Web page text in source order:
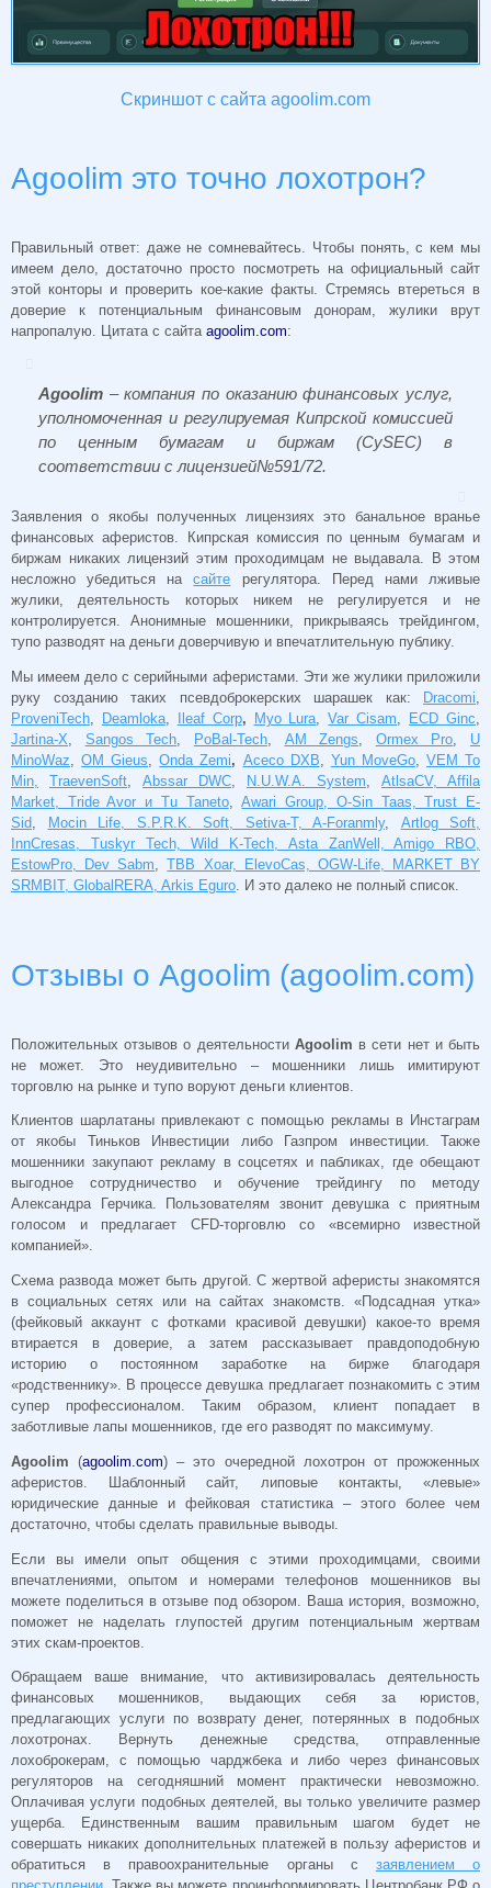
Скриншот с сайта agoolim.com
Agoolim это точно лохотрон?
Правильный ответ: даже не сомневайтесь. Чтобы понять, с кем мы
имеем дело, достаточно просто посмотреть на официальный сайт
этой конторы и проверить кое-какие факты. Стремясь втереться в
доверие к потенциальным финансовым донорам, жулики врут
напропалую. Цитата с сайта agoolim.com:
Agoolim – компания по оказанию финансовых услуг,
уполномоченная и регулируемая Кипрской комиссией
по ценным бумагам и биржам (CySEC) в
соответствии с лицензией№591/72.
Заявления о якобы полученных лицензиях это банальное вранье
финансовых аферистов. Кипрская комиссия по ценным бумагам и
биржам никаких лицензий этим проходимцам не выдавала. В этом
несложно убедиться насайте регулятора. Перед нами лживые
жулики, деятельность которых никем не регулируется и не
контролируется. Анонимные мошенники, прикрываясь трейдингом,
тупо разводят на деньги доверчивую и впечатлительную публику.
Мы имеем дело с серийными аферистами. Эти же жулики приложили
руку созданию таких псевдоброкерских шарашек как:
Dracomi,
ProveniTech, Deamloka, Ileaf Corp, Myo Lura,Var Cisam, ECD Ginc,
Jartina-X, Sangos Tech, PoBal-Tech, AM Zengs, Ormex Pro, U
MinoWaz,OM Gieus,Onda Zemi, Aceco DXB, Yun MoveGo, VEM To
Min,
TraevenSoft, Abssar DWC, N.U.W.A. System, AtlsaCV, Affila
Market, Tride Avor и Tu Taneto,Awari Group, O-Sin Taas, Trust E-
Sid, Mocin Life, S.P.R.K. Soft, Setiva-T, A-Foranmly, Artlog Soft,
InnCresas, Tuskyr Tech, Wild K-Tech, Asta ZanWell, Amigo RBO,
EstowPro, Dev Sabm,TBB Xoar, ElevoCas, OGW-Life, MARKET BY
SRMBIT, GlobalRERA, Arkis Eguro. И это далеко не полный список.
Отзывы о Agoolim (agoolim.com)
Положительных отзывов о деятельности Agoolim в сети нет и быть
не может. Это неудивительно – мошенники лишь имитируют
торговлю на рынке и тупо воруют деньги клиентов.
Клиентов шарлатаны привлекают с помощью рекламы в Инстаграм
от якобы Тиньков Инвестиции либо Газпром инвестиции. Также
мошенники закупают рекламу в соцсетях и пабликах, где обещают
выгодное сотрудничество и обучение трейдингу по методу
Александра Герчика. Пользователям звонит девушка с приятным
голосом и предлагает CFD-торговлю со «всемирно известной
компанией».
Схема развода может быть другой. С жертвой аферисты знакомятся
в социальных сетях или на сайтах знакомств. «Подсадная утка»
(фейковый аккаунт с фотками красивой девушки) какое-то время
втирается в доверие, а затем рассказывает правдоподобную
историю о постоянном заработке на бирже благодаря
«родственнику». В процессе девушка предлагает познакомить с этим
супер профессионалом. Таким образом, клиент попадает в
заботливые лапы мошенников, где его разводят по максимуму.
Agoolim (agoolim.com) – это очередной лохотрон от прожженных
аферистов. Шаблонный сайт, липовые контакты, «левые»
юридические данные и фейковая статистика – этого более чем
достаточно, чтобы сделать правильные выводы.
Если вы имели опыт общения с этими проходимцами, своими
впечатлениями, опытом и номерами телефонов мошенников вы
можете поделиться в отзыве под обзором. Ваша история, возможно,
поможет не наделать глупостей другим потенциальным жертвам
этих скам-проектов.
Обращаем ваше внимание, что активизировалась деятельность
финансовых мошенников, выдающих себя за юристов,
предлагающих услуги по возврату денег, потерянных в подобных
лохотронах. Вернуть денежные средства, отправленные
лохоброкерам, с помощью чарджбека и либо через финансовых
регуляторов на сегодняшний момент практически невозможно.
Оплачивая услуги подобных деятелей, вы только увеличите размер
ущерба. Единственным вашим правильным шагом будет не
совершать никаких дополнительных платежей в пользу аферистов и
обратиться в правоохранительные органы с заявлением о